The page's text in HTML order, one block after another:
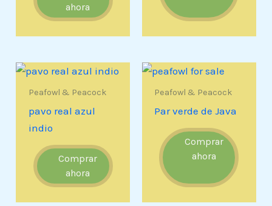
ahora
Peafowl & Peacock
pavo real azul
indio
Comprar
ahora
Peafowl & Peacock
Par verde de Java
Comprar
ahora